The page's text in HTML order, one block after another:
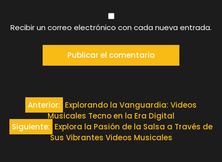
Recibir un correo electrónico con cada nueva entrada.
Navegación
de
entradas
Anterior: Explorando la Vanguardia: Videos
Musicales Tecno en la Era Digital
Siguiente: Explora la Pasión de la Salsa a Través de
Sus Vibrantes Videos Musicales